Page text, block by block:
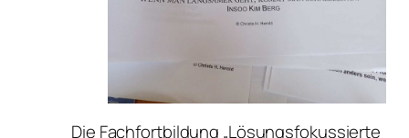
Die Fachfortbildung „Lösungsfokussierte